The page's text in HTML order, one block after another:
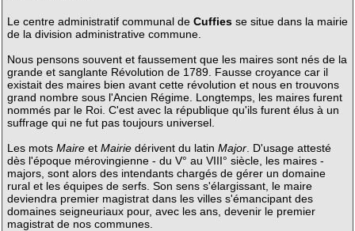
Le centre administratif communal de Cuffiesse situe dans la mairie
de la division administrative commune.
Nous pensons souvent et faussement que les maires sont nés de la
grande et sanglante Révolution de 1789. Fausse croyance car il
existait des maires bien avant cette révolution et nous en trouvons
grand nombre sous l'Ancien Régime. Longtemps, les maires furent
nommés par le Roi. C'est avec la république qu'ils furent élus à un
suffrage qui ne fut pas toujours universel.
Les mots Maireet Mairiedérivent du latin Major. D'usage attesté
dès l'époque mérovingienne - du V° au VIII° siècle, les maires -
majors, sont alors des intendants chargés de gérer un domaine
rural et les équipes de serfs. Son sens s'élargissant, le maire
deviendra premier magistrat dans les villes s'émancipant des
domaines seigneuriaux pour, avec les ans, devenir le premier
magistrat de nos communes.